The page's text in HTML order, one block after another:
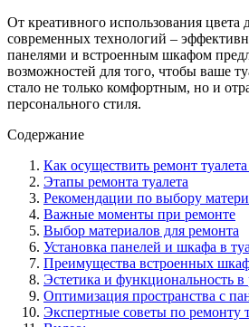
От креативного использования цвета
современных технологий –
панелями и встроенным шкафом
возможностей для того, чтобы ваше
стало не только комфортным, но и
персонального стиля.
Содержание
Как осуществить ремонт
Этапы ремонта туалета
Рекомендации по выбору
Важные моменты при ремонте
Выбор материалов для ремонта
Установка панелей и шкафа в
Преимущества встроенных
Эстетика и функциональность в
Оптимизация пространства с
Экспертные советы по ремонту